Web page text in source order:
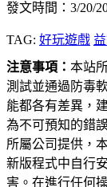
發文時間：3/20/
TAG: 好玩遊戲
注意事項： 本站
測試並通過防毒
能都各有差異，
為不可預知的錯
所屬公司提供，
新版程式中自行
害。在進行任何